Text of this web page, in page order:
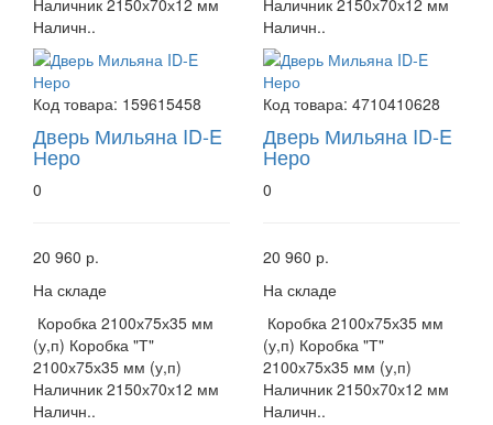
Наличник 2150х70х12 мм
Наличн..
Наличник 2150х70х12 мм
Наличн..
Код товара: 159615458
Дверь Мильяна ID-E
Неро
0
20 960 р.
На складе
Коробка 2100х75х35 мм
(у,п) Коробка "Т"
2100х75х35 мм (у,п)
Наличник 2150х70х12 мм
Наличн..
Код товара: 4710410628
Дверь Мильяна ID-E
Неро
0
20 960 р.
На складе
Коробка 2100х75х35 мм
(у,п) Коробка "Т"
2100х75х35 мм (у,п)
Наличник 2150х70х12 мм
Наличн..